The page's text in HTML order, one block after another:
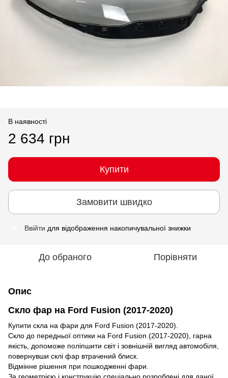
В наявності
2 634 грн
Купити
Замовити швидко
Ввійти для відображення накопичувальної знижки
До обраного Порівняти
Опис
Скло фар на Ford Fusion (2017-2020)
Купити скла на фари для Ford Fusion (2017-2020).
Скло до передньої оптики на Ford Fusion (2017-2020), гарна
якість, допоможе поліпшити світ і зовнішній вигляд автомобіля,
повернувши склі фар втрачений блиск.
Відмінне рішення при пошкодженні фари.
За геометрією і конструкцію спеціально розроблені для даної